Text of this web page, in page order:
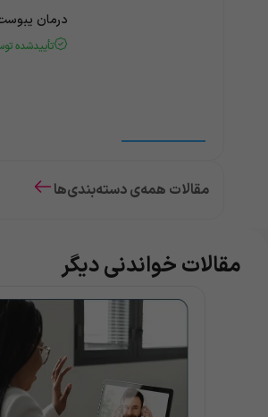
درمان
تأییدشده
مقالات همه‌ی دسته‌بندی‌ها
مقالات خواندنی دیگر